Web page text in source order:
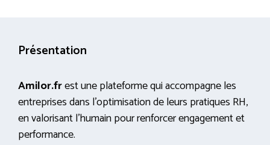
Présentation
Amilor.frest une plateforme qui accompagne les
entreprises dans l’optimisation de leurs pratiques RH,
en valorisant l’humain pour renforcer engagement et
performance.